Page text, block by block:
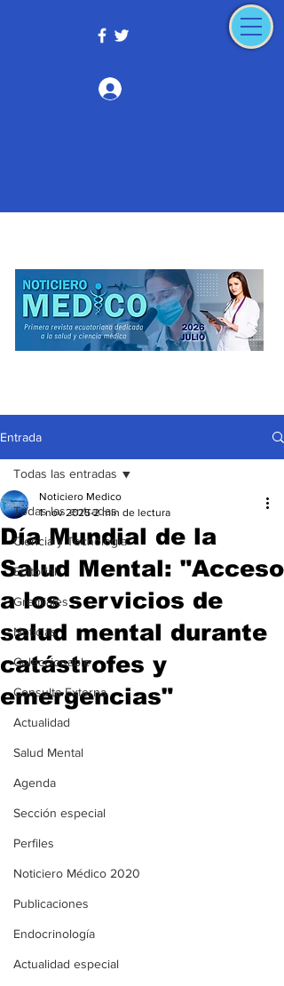
Entrada
Todas las entradas
Ciencia y Tecnología
Editorial
Gremiales
Noticias
Coleccionable
Consulta Externa
Actualidad
Salud Mental
Agenda
Sección especial
Perfiles
Noticiero Médico 2020
Publicaciones
Endocrinología
Actualidad especial
Todas las entradas
Día Mundial de la
Salud Mental: "Acceso
a los servicios de
salud mental durante
catástrofes y
emergencias"
Noticiero Medico
1 nov 2025 2 min de lectura